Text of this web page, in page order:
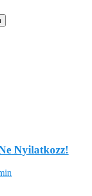
Nyilatkozz!